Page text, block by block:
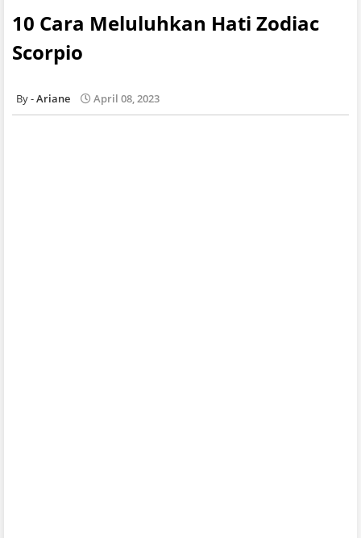
10 Cara Meluluhkan Hati Zodiac
Scorpio
Ariane April 08, 2023